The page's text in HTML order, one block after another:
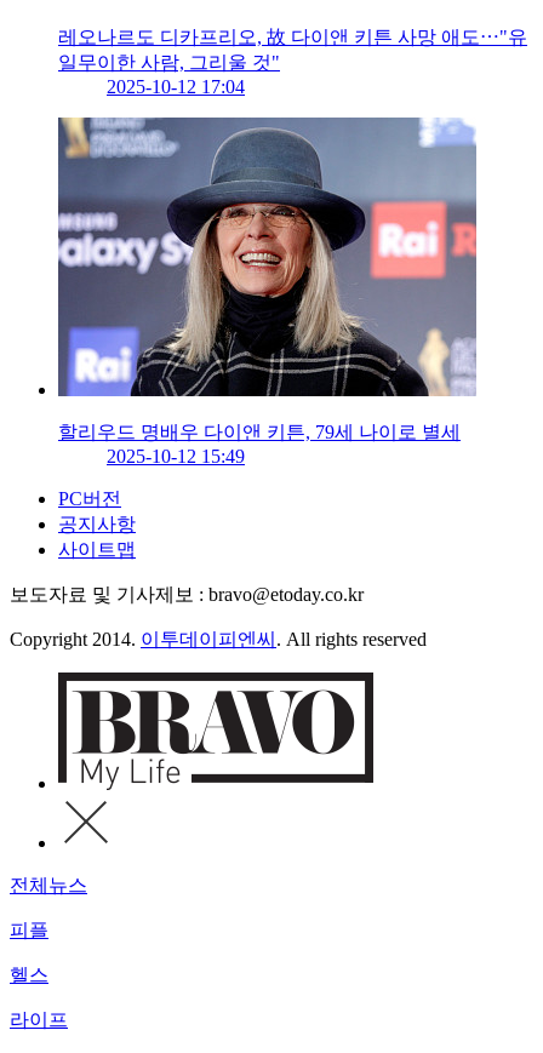
레오나르도 디카프리오, 故 다이앤 키튼 사망 애도⋯"유
일무이한 사람, 그리울 것"
2025-10-12 17:04
할리우드 명배우 다이앤 키튼, 79세 나이로 별세
2025-10-12 15:49
PC버전
공지사항
사이트맵
보도자료 및 기사제보 : bravo@etoday.co.kr
Copyright 2014. 이투데이피엔씨 . All rights reserved
전체뉴스
피플
헬스
라이프